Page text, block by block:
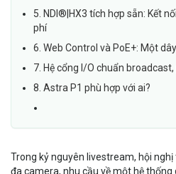
5. NDI®|HX3 tích hợp sẵn: Kết
phí
6. Web Control và PoE+: Một
7. Hệ cổng I/O chuẩn
8. Astra P1 phù hợp với ai?
Trong kỷ nguyên livestream, hội
đa camera, nhu cầu về một hệ thống